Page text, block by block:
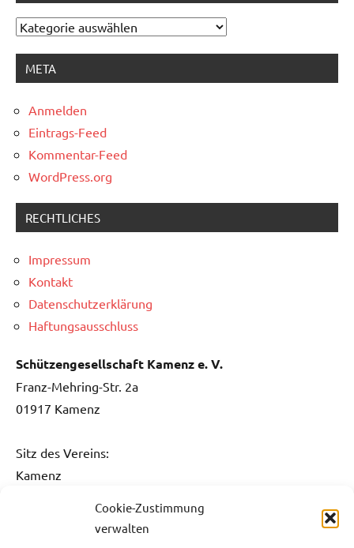
Cookie-Zustimmung
verwalten
Kategorien
META
Anmelden
Eintrags-Feed
Kommentar-Feed
WordPress.org
RECHTLICHES
Impressum
Kontakt
Datenschutzerklärung
Haftungsausschluss
Schützengesellschaft Kamenz e. V.
Franz-Mehring-Str. 2a
01917 Kamenz
Sitz des Vereins:
Kamenz
Fon: 0151 / 5061 1482